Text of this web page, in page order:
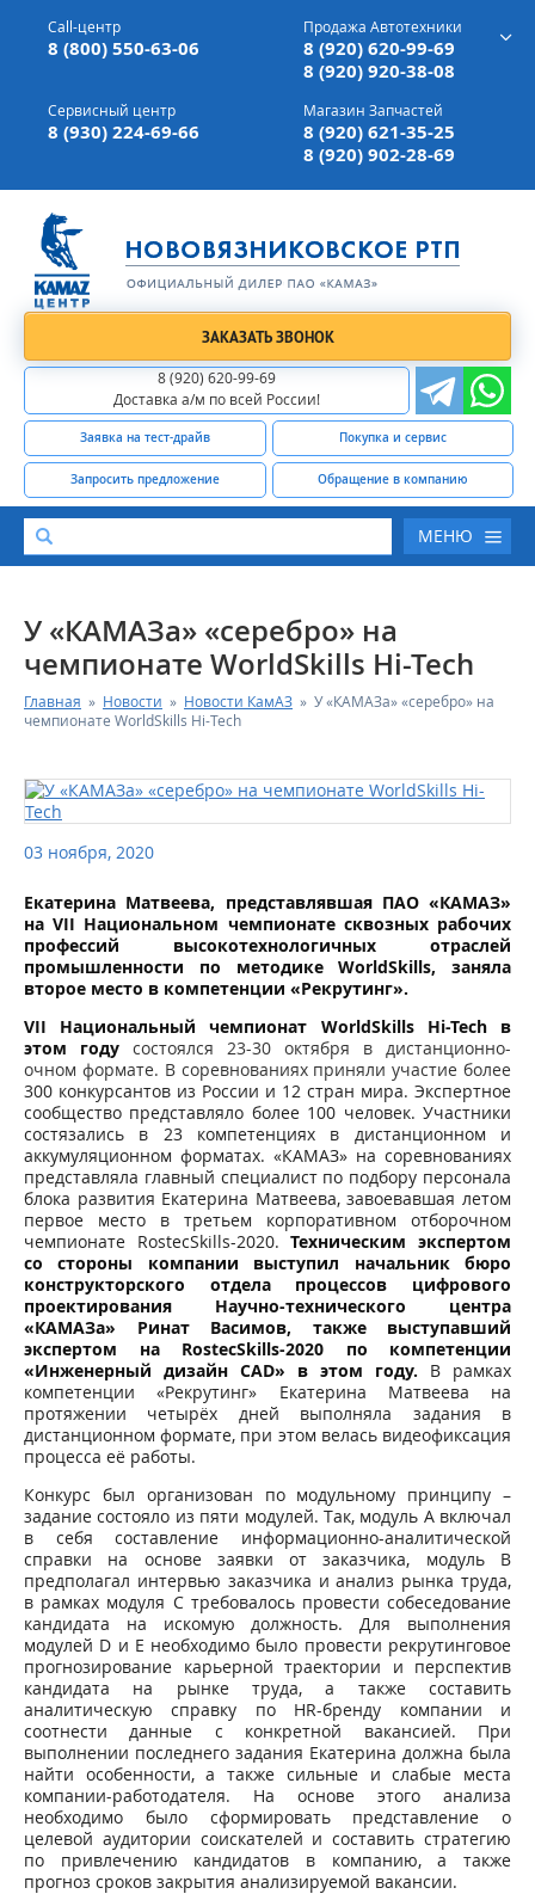
г. Вязники,ул. Механизаторов, д 90
Доставка а/м,по всей России
Call-центр
8 (800) 550-63-06
Продажа Автотехники
8 (920) 620-99-69
8 (920) 920-38-08
Сервисный центр
8 (930) 224-69-66
Магазин Запчастей
8 (920) 621-35-25
8 (920) 902-28-69
ЗАКАЗАТЬ ЗВОНОК
8 (920) 620-99-69
Доставка а/м по всей России!
Заявка на тест-драйв Покупка и сервис
Запросить предложение Обращение в компанию
МЕНЮ
КАТАЛОГ АВТОТЕХНИКИ
ЗАПАСНЫЕ ЧАСТИ
РЕМОНТ ДВИГАТЕЛЕЙ КАМАЗ
ФИНАНСОВЫЙ СЕРВИС
ФОТОГАЛЕРЕЯ
КОНТАКТНАЯ ИНФОРМАЦИЯ
У «КАМАЗа» «серебро» на
чемпионате WorldSkills Hi-Tech
Главная » Новости » Новости КамАЗ » У «КАМАЗа» «серебро» на
чемпионате WorldSkills Hi-Tech
03 ноября, 2020
Екатерина Матвеева, представлявшая ПАО «КАМАЗ»
на VII Национальном чемпионате сквозных рабочих
профессий высокотехнологичных отраслей
промышленности по методике WorldSkills, заняла
второе место в компетенции «Рекрутинг».
VII Национальный чемпионат WorldSkills Hi-Tech в
этом году состоялся 23-30 октября в дистанционно-
очном формате. В соревнованиях приняли участие более
300 конкурсантов из России и 12 стран мира. Экспертное
сообщество представляло более 100 человек. Участники
состязались в 23 компетенциях в дистанционном и
аккумуляционном форматах. «КАМАЗ» на соревнованиях
представляла главный специалист по подбору персонала
блока развития Екатерина Матвеева, завоевавшая летом
первое место в третьем корпоративном отборочном
чемпионате RostecSkills-2020.Техническим экспертом
со стороны компании выступил начальник бюро
конструкторского отдела процессов цифрового
проектирования Научно-технического центра
«КАМАЗа» Ринат Васимов, также выступавший
экспертом на RostecSkills-2020 по компетенции
«Инженерный дизайн CAD» в этом году. В рамках
компетенции «Рекрутинг» Екатерина Матвеева на
протяжении четырёх дней выполняла задания в
дистанционном формате, при этом велась видеофиксация
процесса её работы.
Конкурс был организован по модульному принципу –
задание состояло из пяти модулей. Так, модуль А включал
в себя составление информационно-аналитической
справки на основе заявки от заказчика, модуль B
предполагал интервью заказчика и анализ рынка труда,
в рамках модуля С требовалось провести собеседование
кандидата на искомую должность. Для выполнения
модулей D и Е необходимо было провести рекрутинговое
прогнозирование карьерной траектории и перспектив
кандидата на рынке труда, а также составить
аналитическую справку по HR-бренду компании и
соотнести данные с конкретной вакансией. При
выполнении последнего задания Екатерина должна была
найти особенности, а также сильные и слабые места
компании-работодателя. На основе этого анализа
необходимо было сформировать представление о
целевой аудитории соискателей и составить стратегию
по привлечению кандидатов в компанию, а также
прогноз сроков закрытия анализируемой вакансии.